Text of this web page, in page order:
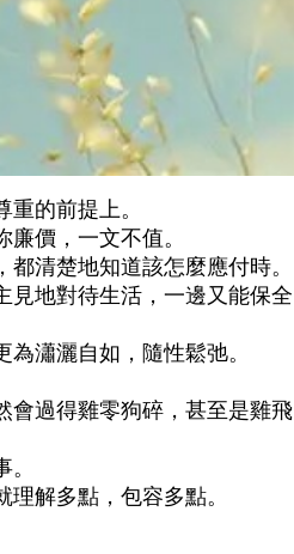
的前提上。
價，一文不值。
清楚地知道該怎麼應付時。
見地對待生活，一邊又能保全
瀟灑自如，隨性鬆弛。
會過得雞零狗碎，甚至是雞飛
解多點，包容多點。